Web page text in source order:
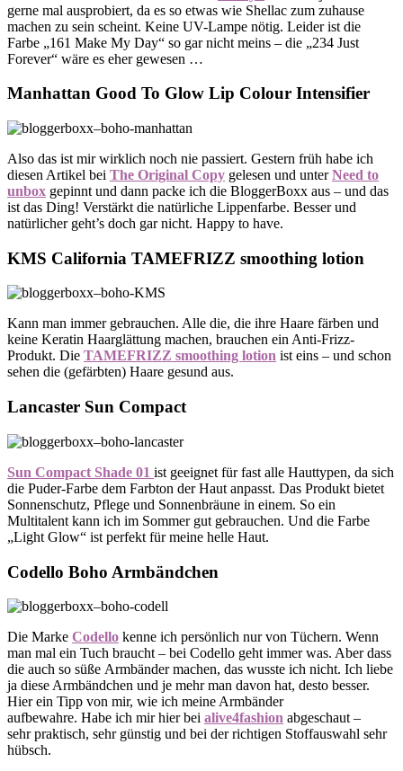
gerne mal ausprobiert, da es so etwas wie Shellac zum zuhause
machen zu sein scheint. Keine UV-Lampe nötig. Leider ist die
Farbe „161 Make My Day“ so gar nicht meins – die „234 Just
Forever“ wäre es eher gewesen …
Manhattan Good To Glow Lip Colour Intensifier
Also das ist mir wirklich noch nie passiert. Gestern früh habe ich
diesen Artikel bei The Original Copy gelesen und unterNeed to
unbox gepinnt und dann packe ich die BloggerBoxx aus – und das
ist das Ding! Verstärkt die natürliche Lippenfarbe. Besser und
natürlicher geht’s doch gar nicht. Happy to have.
KMS California TAMEFRIZZ smoothing lotion
Kann man immer gebrauchen. Alle die, die ihre Haare färben und
keine Keratin Haarglättung machen, brauchen ein Anti-Frizz-
Produkt. Die TAMEFRIZZ smoothing lotion ist eins – und schon
sehen die (gefärbten) Haare gesund aus.
Lancaster Sun Compact
Sun Compact Shade 01 ist geeignet für fast alle Hauttypen, da sich
die Puder-Farbe dem Farbton der Haut anpasst. Das Produkt bietet
Sonnenschutz, Pflege und Sonnenbräune in einem. So ein
Multitalent kann ich im Sommer gut gebrauchen. Und die Farbe
„Light Glow“ ist perfekt für meine helle Haut.
Codello Boho Armbändchen
Die Marke Codello kenne ich persönlich nur von Tüchern. Wenn
man mal ein Tuch braucht – bei Codello geht immer was. Aber dass
die auch so süße Armbänder machen, das wusste ich nicht. Ich liebe
ja diese Armbändchen und je mehr man davon hat, desto besser.
Hier ein Tipp von mir, wie ich meine Armbänder
aufbewahre. Habe ich mir hier bei alive4fashion abgeschaut –
sehr praktisch, sehr günstig und bei der richtigen Stoffauswahl sehr
hübsch.